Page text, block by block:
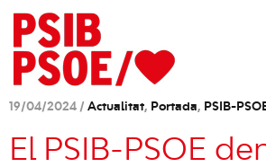
19/04/2024 / Actualitat, Portada, PSIB-
El PSIB-PSOE